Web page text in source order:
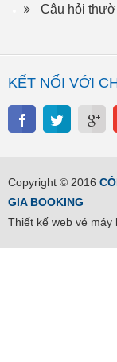
Câu hỏi
KẾT NỐI VỚI
Copyright © 2016
GIA BOOKING
Thiết kế web vé máy